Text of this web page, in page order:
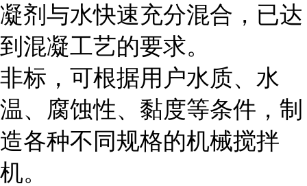
凝剂与水快速充分混合，已达
到混凝工艺的要求。
非标，可根据用户水质、水
温、腐蚀性、黏度等条件，制
造各种不同规格的机械搅拌
机。